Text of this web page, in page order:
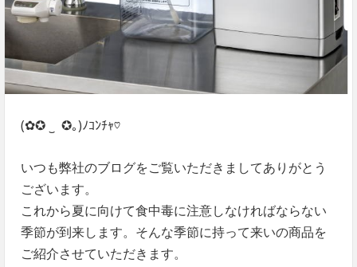
(✿✪ ‿ ✪｡)ﾉｺﾝﾁｬ♡
いつも弊社のブログをご覧いただきましてありがとう
ございます。
これから夏に向けて食中毒に注意しなければならない
季節が到来します。そんな季節に持って来いの商品を
ご紹介させていただきます。